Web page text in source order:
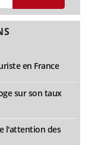
en France
sur son taux
l'attention des